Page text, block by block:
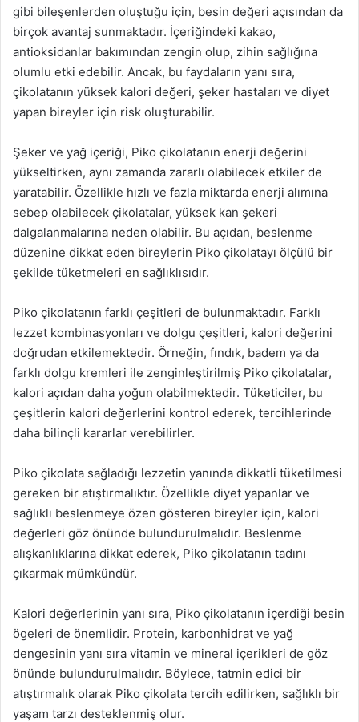
gibi bileşenlerden oluştuğu için, besin değeri açısından da
birçok avantaj sunmaktadır. İçeriğindeki kakao,
antioksidanlar bakımından zengin olup, zihin sağlığına
olumlu etki edebilir. Ancak, bu faydaların yanı sıra,
çikolatanın yüksek kalori değeri, şeker hastaları ve diyet
yapan bireyler için risk oluşturabilir.
Şeker ve yağ içeriği, Piko çikolatanın enerji değerini
yükseltirken, aynı zamanda zararlı olabilecek etkiler de
yaratabilir. Özellikle hızlı ve fazla miktarda enerji alımına
sebep olabilecek çikolatalar, yüksek kan şekeri
dalgalanmalarına neden olabilir. Bu açıdan, beslenme
düzenine dikkat eden bireylerin Piko çikolatayı ölçülü bir
şekilde tüketmeleri en sağlıklısıdır.
Piko çikolatanın farklı çeşitleri de bulunmaktadır. Farklı
lezzet kombinasyonları ve dolgu çeşitleri, kalori değerini
doğrudan etkilemektedir. Örneğin, fındık, badem ya da
farklı dolgu kremleri ile zenginleştirilmiş Piko çikolatalar,
kalori açıdan daha yoğun olabilmektedir. Tüketiciler, bu
çeşitlerin kalori değerlerini kontrol ederek, tercihlerinde
daha bilinçli kararlar verebilirler.
Piko çikolata sağladığı lezzetin yanında dikkatli tüketilmesi
gereken bir atıştırmalıktır. Özellikle diyet yapanlar ve
sağlıklı beslenmeye özen gösteren bireyler için, kalori
değerleri göz önünde bulundurulmalıdır. Beslenme
alışkanlıklarına dikkat ederek, Piko çikolatanın tadını
çıkarmak mümkündür.
Kalori değerlerinin yanı sıra, Piko çikolatanın içerdiği besin
ögeleri de önemlidir. Protein, karbonhidrat ve yağ
dengesinin yanı sıra vitamin ve mineral içerikleri de göz
önünde bulundurulmalıdır. Böylece, tatmin edici bir
atıştırmalık olarak Piko çikolata tercih edilirken, sağlıklı bir
yaşam tarzı desteklenmiş olur.